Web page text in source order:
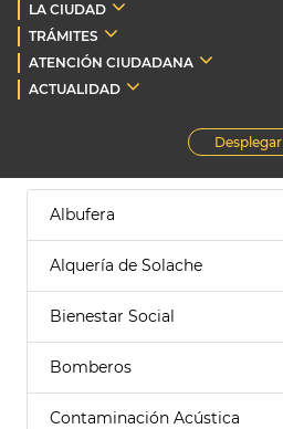
LA CIUDAD
TRÁMITES
ATENCIÓN CIUDADANA
ACTUALIDAD
Desplegar
Albufera
Alquería de Solache
Bienestar Social
Bomberos
Contaminación Acústica